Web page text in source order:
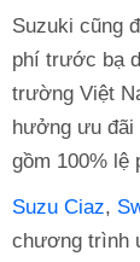
Suzuki cũng
phí trước bạ
trường Việt
hưởng ưu đãi
gồm 100% lệ
Suzu Ciaz,
chương trình